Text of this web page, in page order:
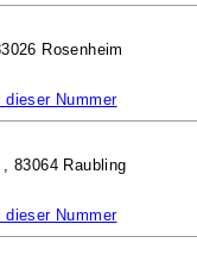
Rosenheim
Nummer
, 83064 Raubling
Nummer